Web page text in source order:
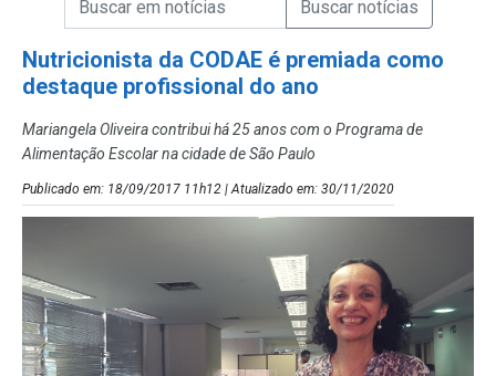
Nutricionista da CODAE é premiada como
destaque profissional do ano
Mariangela Oliveira contribui há 25 anos com o Programa de
Alimentação Escolar na cidade de São Paulo
Publicado em: 18/09/2017 11h12 | Atualizado em: 30/11/2020